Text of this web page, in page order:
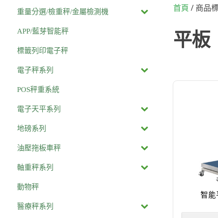
首頁 / 商品
平板
智能
重量分選/檢重秤/金屬檢測機
APP/藍芽智能秤
標籤列印電子秤
電子秤系列
POS秤重系統
電子天平系列
地磅系列
油壓拖板車秤
軸重秤系列
動物秤
醫療秤系列